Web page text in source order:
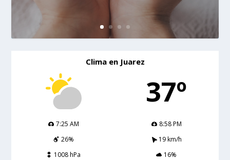
Clima en Juarez
37º
7:25 AM
8:58 PM
26%
19 km/h
1008 hPa
16%